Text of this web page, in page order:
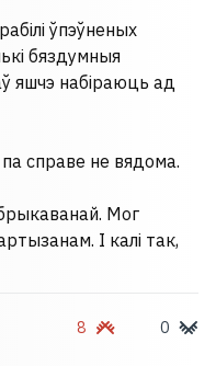
ўпэўненых
бяздумныя
яшчэ набіраюць ад
па справе не вядома.
Мог
І калі так,
8 0